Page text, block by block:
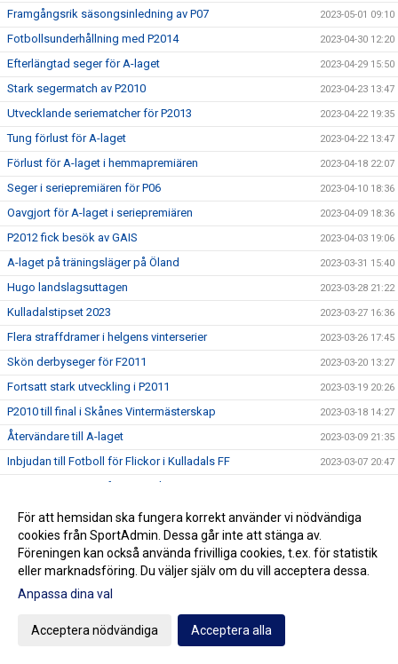
Framgångsrik säsongsinledning av P07 2023-05-01 09:10
Fotbollsunderhållning med P2014 2023-04-30 12:20
Efterlängtad seger för A-laget 2023-04-29 15:50
Stark segermatch av P2010 2023-04-23 13:47
Utvecklande seriematcher för P2013 2023-04-22 19:35
Tung förlust för A-laget 2023-04-22 13:47
Förlust för A-laget i hemmapremiären 2023-04-18 22:07
Seger i seriepremiären för P06 2023-04-10 18:36
Oavgjort för A-laget i seriepremiären 2023-04-09 18:36
P2012 fick besök av GAIS 2023-04-03 19:06
A-laget på träningsläger på Öland 2023-03-31 15:40
Hugo landslagsuttagen 2023-03-28 21:22
Kulladalstipset 2023 2023-03-27 16:36
Flera straffdramer i helgens vinterserier 2023-03-26 17:45
Skön derbyseger för F2011 2023-03-20 13:27
Fortsatt stark utveckling i P2011 2023-03-19 20:26
P2010 till final i Skånes Vintermästerskap 2023-03-18 14:27
Återvändare till A-laget 2023-03-09 21:35
Inbjudan till Fotboll för Flickor i Kulladals FF 2023-03-07 20:47
Premiärsegrar i DM för P09 och P07
Härlig fotbollsmatch för F2012/2013 mot Malmö FF 2023-03-04 12:31
Årsmöte Kulladals FF 2023-03-16 2023-02-22 20:55
Inbjudan till Kulladals FF:s Fotbollsskola 2023 2023-02-19 19:58
Spelglädje och kämpaglöd i F2014/2015 i Viffecupen
Regionala läger
För att hemsidan ska fungera korrekt använder vi nödvändiga
cookies från SportAdmin. Dessa går inte att stänga av.
Föreningen kan också använda frivilliga cookies, t.ex. för statistik
eller marknadsföring. Du väljer själv om du vill acceptera dessa.
Anpassa dina val
Acceptera nödvändiga Acceptera alla